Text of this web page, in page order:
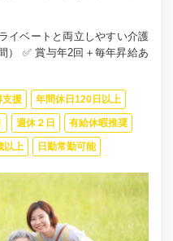
イベートと両立しやすい介護
） ✅ 賞与年2回＋毎年昇給あ
支援 年間休日120日以上
週休２日 有給休暇推奨
以上 日勤常勤可能